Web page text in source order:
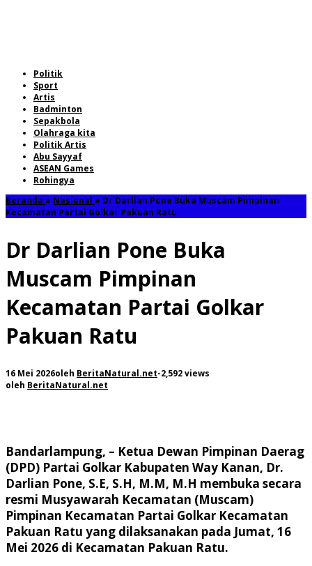
Politik
Sport
Artis
Badminton
Sepakbola
Olahraga kita
Politik Artis
Abu Sayyaf
ASEAN Games
Rohingya
Beranda » Nasional » Dr Darlian Pone Buka Muscam Pimpinan
Kecamatan Partai Golkar Pakuan Ratu
Dr Darlian Pone Buka
Muscam Pimpinan
Kecamatan Partai Golkar
Pakuan Ratu
16 Mei 2026oleh BeritaNatural.net-2,592 views
oleh BeritaNatural.net
Bandarlampung, – Ketua Dewan Pimpinan Daerag
(DPD) Partai Golkar Kabupaten Way Kanan, Dr.
Darlian Pone, S.E, S.H, M.M, M.H membuka secara
resmi Musyawarah Kecamatan (Muscam)
Pimpinan Kecamatan Partai Golkar Kecamatan
Pakuan Ratu yang dilaksanakan pada Jumat, 16
Mei 2026 di Kecamatan Pakuan Ratu.